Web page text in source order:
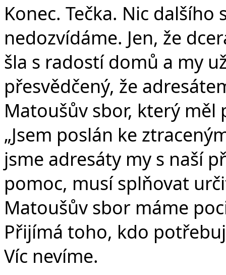
Konec. Tečka. Nic
nedozvídáme. Jen, že
šla s radostí domů a my
přesvědčený, že
Matoušův sbor, který
„Jsem poslán ke
jsme adresáty my s naší
pomoc, musí splňovat
Matoušův sbor máme
Přijímá toho, kdo
Víc nevíme.